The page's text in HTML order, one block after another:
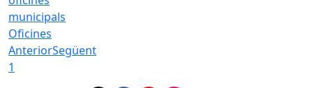
Oficines
AnteriorSegüent
1